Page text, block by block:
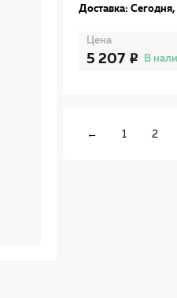
Доставка: Сегодня,
Цена
5 207 В
← 1 2